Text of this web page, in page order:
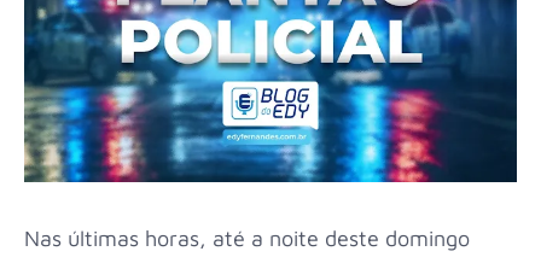
Nas últimas horas, até a noite deste domingo